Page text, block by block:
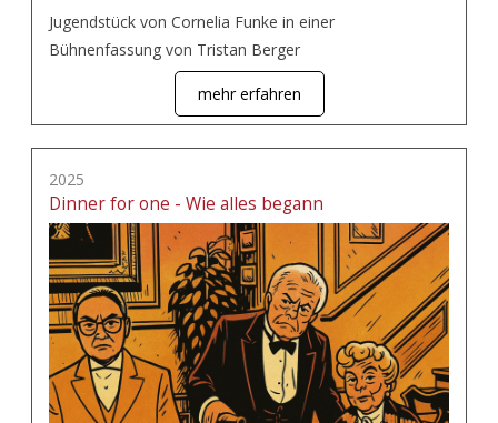
Jugendstück von Cornelia Funke in einer
Bühnenfassung von Tristan Berger
mehr erfahren
2025
Dinner for one - Wie alles begann